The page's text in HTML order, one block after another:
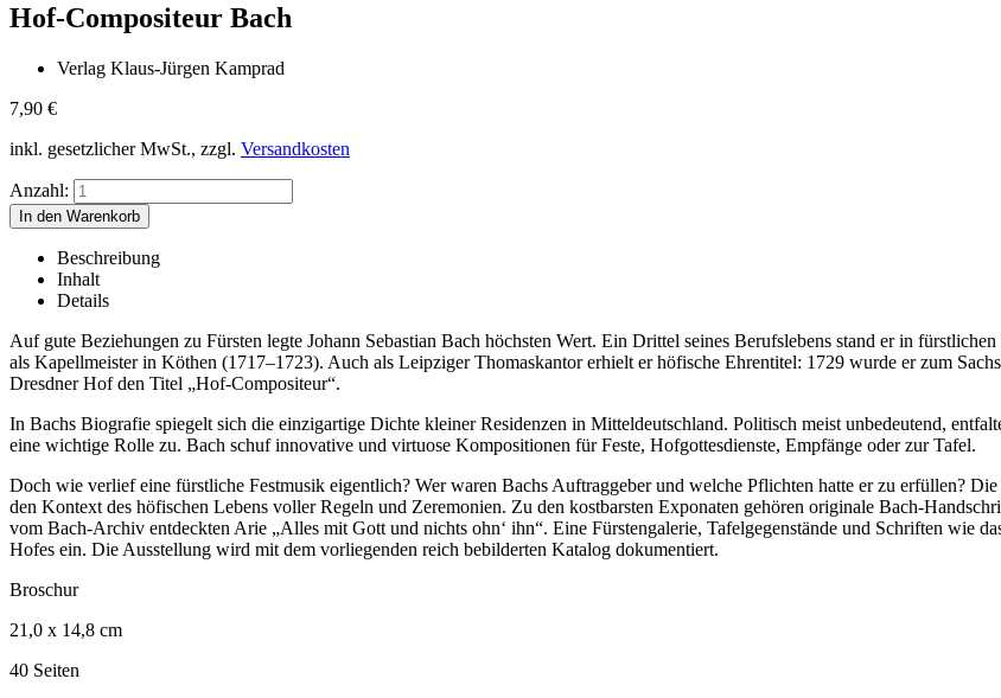
Hof-Compositeur Bach
Verlag Klaus-Jürgen Kamprad
7,90 €
inkl. gesetzlicher MwSt., zzgl. Versandkosten
Anzahl:
Beschreibung
Inhalt
Details
Auf gute Beziehungen zu Fürsten legte Johann Sebastian Bach höchsten Wert. Ein Drittel seines Berufslebens stand er in
als Kapellmeister in Köthen (1717–1723). Auch als Leipziger Thomaskantor erhielt er höfische Ehrentitel: 1729 wurde er zum
Dresdner Hof den Titel „Hof-Compositeur“.
In Bachs Biografie spiegelt sich die einzigartige Dichte kleiner Residenzen in Mitteldeutschland. Politisch meist unbedeutend,
eine wichtige Rolle zu. Bach schuf innovative und virtuose Kompositionen für Feste, Hofgottesdienste, Empfänge oder zur Tafel.
Doch wie verlief eine fürstliche Festmusik eigentlich? Wer waren Bachs Auftraggeber und welche Pflichten hatte er zu erfüllen?
den Kontext des höfischen Lebens voller Regeln und Zeremonien. Zu den kostbarsten Exponaten gehören originale Bach-
vom Bach-Archiv entdeckten Arie „Alles mit Gott und nichts ohn‘ ihn“. Eine Fürstengalerie, Tafelgegenstände und Schriften wie
Hofes ein. Die Ausstellung wird mit dem vorliegenden reich bebilderten Katalog dokumentiert.
Broschur
21,0 x 14,8 cm
40 Seiten